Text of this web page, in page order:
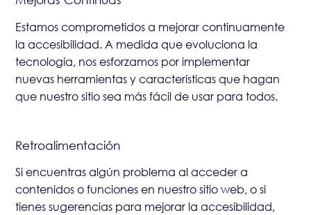
Estamos comprometidos a mejorar continuamente
la accesibilidad. A medida que evoluciona la
tecnología, nos esforzamos por implementar
nuevas herramientas y características que hagan
que nuestro sitio sea más fácil de usar para todos.
Retroalimentación
Si encuentras algún problema al acceder a
contenidos o funciones en nuestro sitio web, o si
tienes sugerencias para mejorar la accesibilidad,